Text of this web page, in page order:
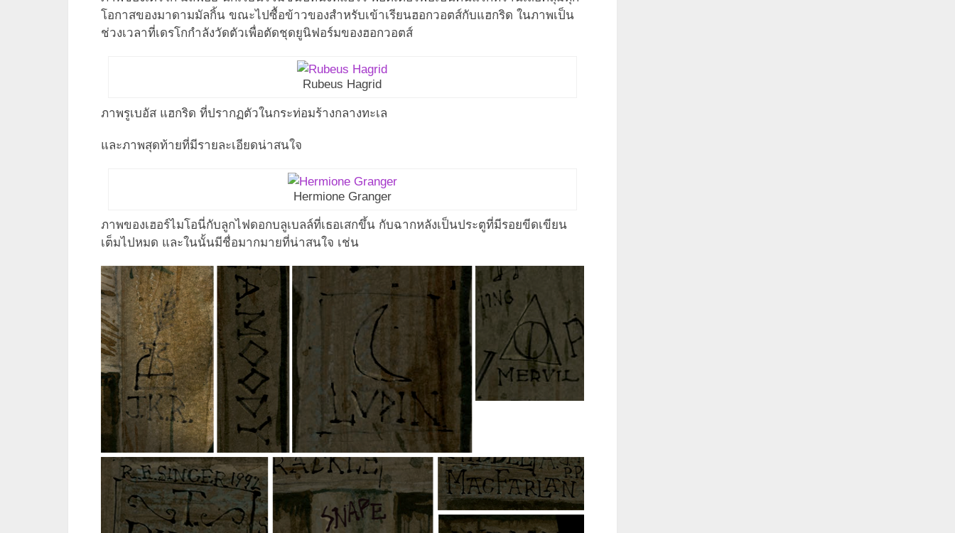
โอกาสของมาดามมัลกิ้น ขณะไปซื้อข้าวของสำหรับเข้าเรียนฮอกวอตส์กับแฮกริด ในภาพเป็น
ช่วงเวลาที่เดรโกกำลังวัดตัวเพื่อตัดชุดยูนิฟอร์มของฮอกวอตส์
Rubeus Hagrid
ภาพรูเบอัส แฮกริด ที่ปรากฏตัวในกระท่อมร้างกลางทะเล
และภาพสุดท้ายที่มีรายละเอียดน่าสนใจ
Hermione Granger
ภาพของเฮอร์ไมโอนี่กับลูกไฟดอกบลูเบลล์ที่เธอเสกขึ้น กับฉากหลังเป็นประตูที่มีรอยขีดเขียน
เต็มไปหมด และในนั้นมีชื่อมากมายที่น่าสนใจ เช่น